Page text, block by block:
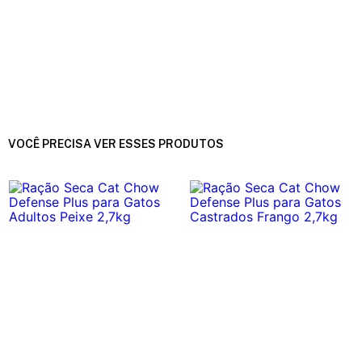
VOCÊ PRECISA VER ESSES PRODUTOS